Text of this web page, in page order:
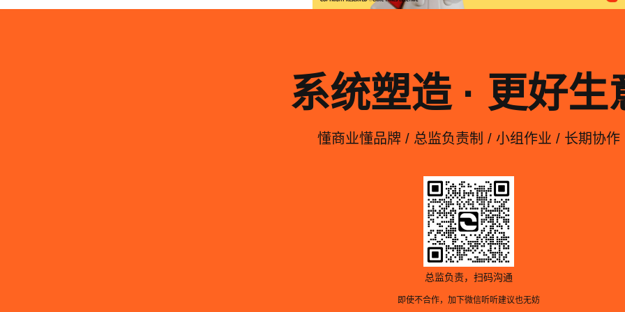
系统塑造 · 更好生
懂商业懂品牌 / 总监负责制 / 小组作业 / 长期协作
总监负责，扫码沟通
即使不合作，加下微信听听建议也无妨